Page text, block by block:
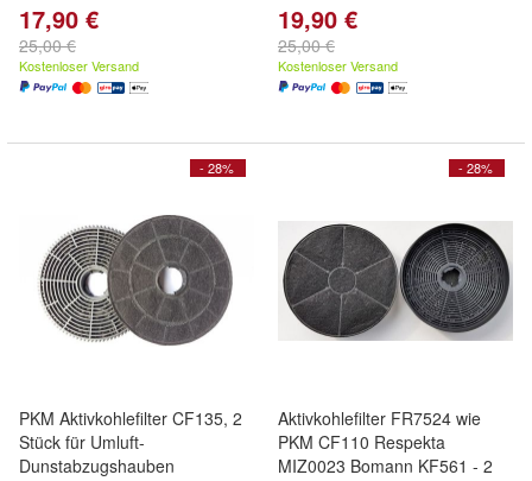
17,90 €
25,00 €
Kostenloser Versand
19,90 €
25,00 €
Kostenloser Versand
- 28%
PKM Aktivkohlefilter CF135, 2
Stück für Umluft-
Dunstabzugshauben
- 28%
Aktivkohlefilter FR7524 wie
PKM CF110 Respekta
MIZ0023 Bomann KF561 - 2